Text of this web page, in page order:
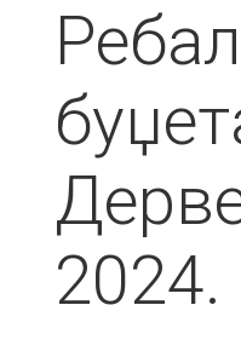
2024.